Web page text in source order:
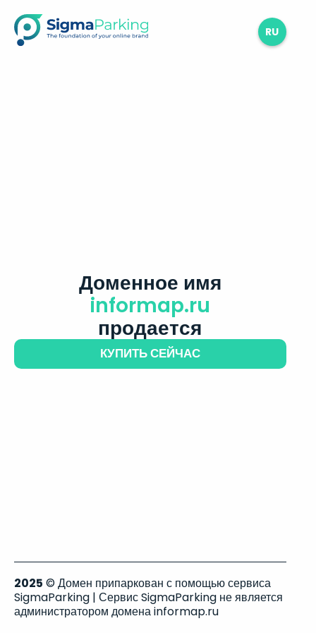
RU
Доменное имя
informap.ru
продается
КУПИТЬ СЕЙЧАС
2025 © Домен припаркован с помощью сервиса
SigmaParking | Сервис SigmaParking не является
администратором домена informap.ru